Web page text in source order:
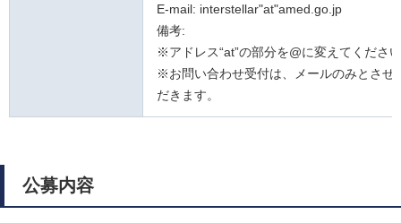
E-mail: interstellar"at"amed.go.jp
備考:
※アドレス“at”の部分を@に変えてくださ
※お問い合わせ受付は、メールのみとさせ
だきます。
公募内容